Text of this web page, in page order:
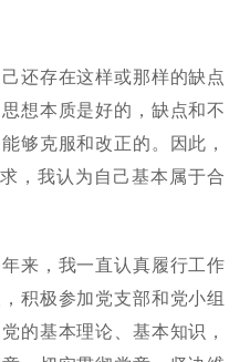
还存在这样或那样的缺点
想本质是好的，缺点和不
够克服和改正的。因此，
，我认为自己基本属于合
来，我一直认真履行工作
积极参加党支部和党小组
的基本理论、基本知识，